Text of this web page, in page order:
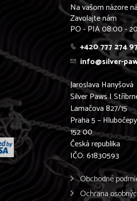
Na vašom názore
Zavolajte nám
PO - PIA 08:00 -
+420 777 274
info@silver-
Jaroslava Hanyšová
Silver Paws |
Lamačova 827/15
Praha 5 – Hlubočepy
152 00
Česká republika
IČO: 61830593
Obchodné
Ochrana